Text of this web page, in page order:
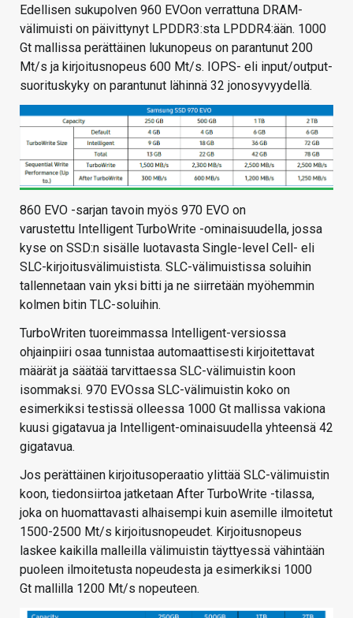
Edellisen sukupolven 960 EVOon verrattuna DRAM-
välimuisti on päivittynyt LPDDR3:sta LPDDR4:ään. 1000
Gt mallissa perättäinen lukunopeus on parantunut 200
Mt/s ja kirjoitusnopeus 600 Mt/s. IOPS- eli input/output-
suorituskyky on parantunut lähinnä 32 jonosyvyydellä.
860 EVO -sarjan tavoin myös 970 EVO on
varustettu Intelligent TurboWrite -ominaisuudella, jossa
kyse on SSD:n sisälle luotavasta Single-level Cell- eli
SLC-kirjoitusvälimuistista. SLC-välimuistissa soluihin
tallennetaan vain yksi bitti ja ne siirretään myöhemmin
kolmen bitin TLC-soluihin.
TurboWriten tuoreimmassa Intelligent-versiossa
ohjainpiiri osaa tunnistaa automaattisesti kirjoitettavat
määrät ja säätää tarvittaessa SLC-välimuistin koon
isommaksi. 970 EVOssa SLC-välimuistin koko on
esimerkiksi testissä olleessa 1000 Gt mallissa vakiona
kuusi gigatavua ja Intelligent-ominaisuudella yhteensä 42
gigatavua.
Jos perättäinen kirjoitusoperaatio ylittää SLC-välimuistin
koon, tiedonsiirtoa jatketaan After TurboWrite -tilassa,
joka on huomattavasti alhaisempi kuin asemille ilmoitetut
1500-2500 Mt/s kirjoitusnopeudet. Kirjoitusnopeus
laskee kaikilla malleilla välimuistin täyttyessä vähintään
puoleen ilmoitetusta nopeudesta ja esimerkiksi 1000
Gt mallilla 1200 Mt/s nopeuteen.